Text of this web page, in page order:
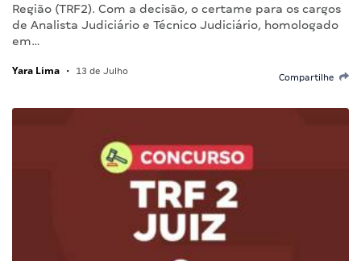
Região (TRF2). Com a decisão, o certame para os cargos
de Analista Judiciário e Técnico Judiciário, homologado
em…
Yara Lima • 13 de Julho
Compartilhe